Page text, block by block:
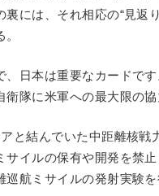
裏には、それ相応の“見返
、日本は重要なカードで
衛隊に米軍への最大限の
と結んでいた中距離核
サイルの保有や開発を禁
巡航ミサイルの発射実験